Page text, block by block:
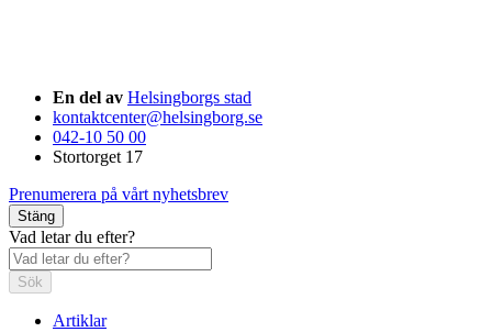
En del av Helsingborgs stad
kontaktcenter@helsingborg.se
042-10 50 00
Stortorget 17
Prenumerera på vårt nyhetsbrev
Stäng
Vad letar du efter?
Sök
Artiklar